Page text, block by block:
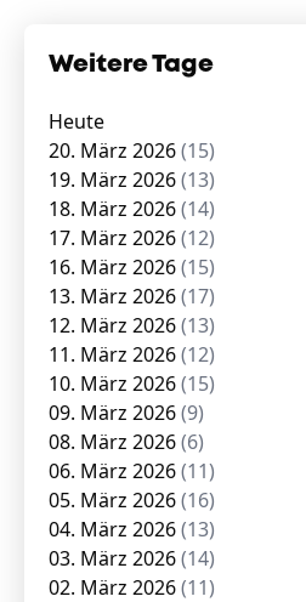
Weitere Tage
Heute
20. März 2026(15)
19. März 2026(13)
18. März 2026(14)
17. März 2026(12)
16. März 2026(15)
13. März 2026(17)
12. März 2026(13)
11. März 2026(12)
10. März 2026(15)
09. März 2026(9)
08. März 2026(6)
06. März 2026(11)
05. März 2026(16)
04. März 2026(13)
03. März 2026(14)
02. März 2026(11)